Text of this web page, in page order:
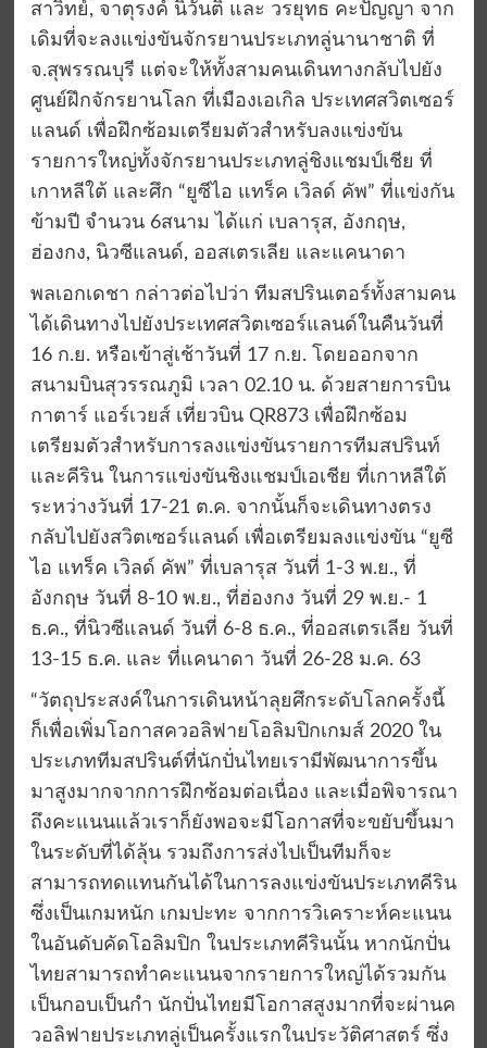
สาวิทย์, จาตุรงค์ นิวันติ และ วรยุทธ คะปัญญา จาก
เดิมที่จะลงแข่งขันจักรยานประเภทลู่นานาชาติ ที่
จ.สุพรรณบุรี แต่จะให้ทั้งสามคนเดินทางกลับไปยัง
ศูนย์ฝึกจักรยานโลก ที่เมืองเอเกิล ประเทศสวิตเซอร์
แลนด์ เพื่อฝึกซ้อมเตรียมตัวสำหรับลงแข่งขัน
รายการใหญ่ทั้งจักรยานประเภทลู่ชิงแชมป์เชีย ที่
เกาหลีใต้ และศึก “ยูซีไอ แทร็ค เวิลด์ คัพ” ที่แข่งกัน
ข้ามปี จำนวน 6สนาม ได้แก่ เบลารุส, อังกฤษ,
ฮ่องกง, นิวซีแลนด์, ออสเตรเลีย และแคนาดา
พลเอกเดชา กล่าวต่อไปว่า ทีมสปรินเตอร์ทั้งสามคน
ได้เดินทางไปยังประเทศสวิตเซอร์แลนด์ในคืนวันที่
16 ก.ย. หรือเข้าสู่เช้าวันที่ 17 ก.ย. โดยออกจาก
สนามบินสุวรรณภูมิ เวลา 02.10 น. ด้วยสายการบิน
กาตาร์ แอร์เวยส์ เที่ยวบิน QR873 เพื่อฝึกซ้อม
เตรียมตัวสำหรับการลงแข่งขันรายการทีมสปรินท์
และคีริน ในการแข่งขันชิงแชมป์เอเชีย ที่เกาหลีใต้
ระหว่างวันที่ 17-21 ต.ค. จากนั้นก็จะเดินทางตรง
กลับไปยังสวิตเซอร์แลนด์ เพื่อเตรียมลงแข่งขัน “ยูซี
ไอ แทร็ค เวิลด์ คัพ” ที่เบลารุส วันที่ 1-3 พ.ย., ที่
อังกฤษ วันที่ 8-10 พ.ย., ที่ฮ่องกง วันที่ 29 พ.ย.- 1
ธ.ค., ที่นิวซีแลนด์ วันที่ 6-8 ธ.ค., ที่ออสเตรเลีย วันที่
13-15 ธ.ค. และ ที่แคนาดา วันที่ 26-28 ม.ค. 63
“วัตถุประสงค์ในการเดินหน้าลุยศึกระดับโลกครั้งนี้
ก็เพื่อเพิ่มโอกาสควอลิฟายโอลิมปิกเกมส์ 2020 ใน
ประเภททีมสปรินต์ที่นักปั่นไทยเรามีพัฒนาการขึ้น
มาสูงมากจากการฝึกซ้อมต่อเนื่อง และเมื่อพิจารณา
ถึงคะแนนแล้วเราก็ยังพอจะมีโอกาสที่จะขยับขึ้นมา
ในระดับที่ได้ลุ้น รวมถึงการส่งไปเป็นทีมก็จะ
สามารถทดแทนกันได้ในการลงแข่งขันประเภทคีริน
ซึ่งเป็นเกมหนัก เกมปะทะ จากการวิเคราะห์คะแนน
ในอันดับคัดโอลิมปิก ในประเภทคีรินนั้น หากนักปั่น
ไทยสามารถทำคะแนนจากรายการใหญ่ได้รวมกัน
เป็นกอบเป็นกำ นักปั่นไทยมีโอกาสสูงมากที่จะผ่านค
วอลิฟายประเภทลู่เป็นครั้งแรกในประวัติศาสตร์ ซึ่ง